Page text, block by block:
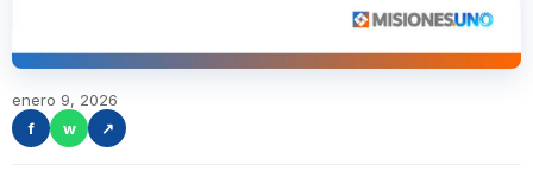
enero 9, 2026
f
w ↗